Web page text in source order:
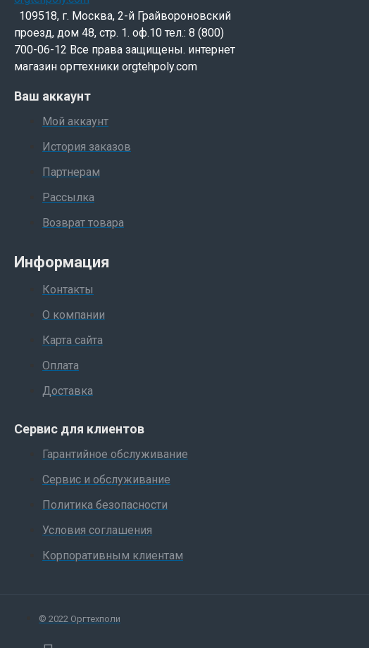
109518, г. Москва, 2-й Грайвороновский
проезд, дом 48, стр. 1. оф.10 тел.: 8 (800)
700-06-12 Все права защищены. интернет
магазин оргтехники orgtehpoly.com
Ваш аккаунт
Мой аккаунт
История заказов
Партнерам
Рассылка
Возврат товара
Информация
Контакты
О компании
Карта сайта
Оплата
Доставка
Сервис для клиентов
Гарантийное обслуживание
Сервис и обслуживание
Политика безопасности
Условия соглашения
Корпоративным клиентам
© 2022 Оргтехполи